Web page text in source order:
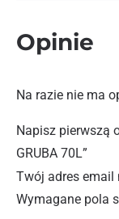
Opinie
Na razie nie ma
Napisz pierwszą
GRUBA 70L”
Twój adres email
Wymagane pola